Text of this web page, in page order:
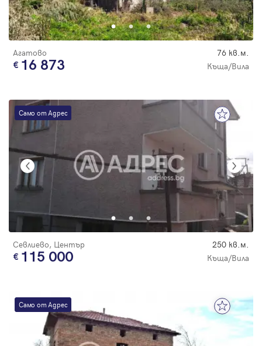
Агатово 76 кв.м.
16 873 Къща/Вила
Само от Адрес
Севлиево, Център 250 кв.м.
115 000 Къща/Вила
Само от Адрес
Парола